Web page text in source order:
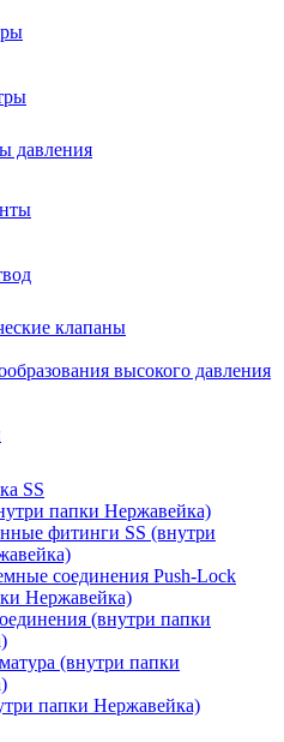
давления
клапаны
высокого давления
SS
папки Нержавейка)
фитинги SS (внутри
соединения Push-Lock
Нержавейка)
(внутри папки
(внутри папки
папки Нержавейка)